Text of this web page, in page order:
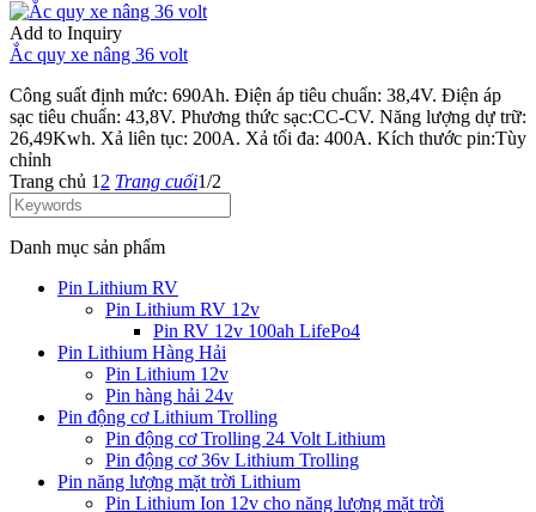
Add to Inquiry
Ắc quy xe nâng 36 volt
Công suất định mức: 690Ah. Điện áp tiêu chuẩn: 38,4V. Điện áp
sạc tiêu chuẩn: 43,8V. Phương thức sạc:CC-CV. Năng lượng dự trữ:
26,49Kwh. Xả liên tục: 200A. Xả tối đa: 400A. Kích thước pin:Tùy
chỉnh
Trang chủ 1 2 Trang cuối1/2
Danh mục sản phẩm
Pin Lithium RV
Pin Lithium RV 12v
Pin RV 12v 100ah LifePo4
Pin Lithium Hàng Hải
Pin Lithium 12v
Pin hàng hải 24v
Pin động cơ Lithium Trolling
Pin động cơ Trolling 24 Volt Lithium
Pin động cơ 36v Lithium Trolling
Pin năng lượng mặt trời Lithium
Pin Lithium Ion 12v cho năng lượng mặt trời